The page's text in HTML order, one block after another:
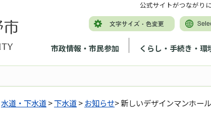
市政情報・市民参加 くらし・手続き・環
公式サイトがつながり
水道・下水道>下水道>お知らせ> 新しいデザインマンホール